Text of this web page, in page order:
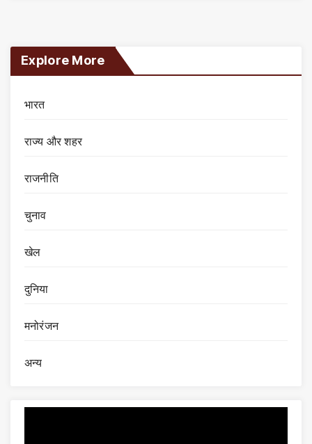
Explore More
भारत
राज्य और शहर
राजनीति
चुनाव
खेल
दुनिया
मनोरंजन
अन्य